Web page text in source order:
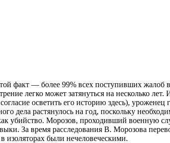
факт — более 99% всех поступивших
легко может затянуться на несколько
осветить его историю здесь), уроженец
дела растянулось на год, поскольку
убийство. Морозов, проходивший военную
За время расследования В. Морозова
были нечеловеческими.